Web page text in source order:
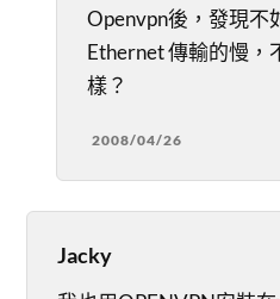
Openvpn後，發現不
Ethernet 傳輸的慢，
樣？
2008/04/26
Jacky